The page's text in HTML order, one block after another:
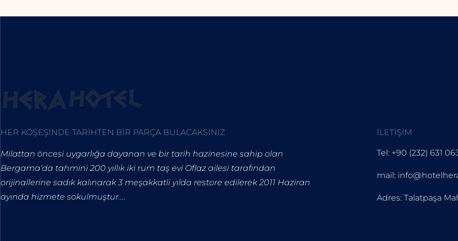
HER KÖŞEŞİNDE TARİHTEN BİR PARÇA BULACAKSINIZ
Milattan öncesi uygarlığa dayanan ve bir tarih hazinesine sahip olan
Bergama’da tahmini 200 yıllık iki rum taş evi Oflaz ailesi tarafından
orijinallerine sadık kalınarak 3 meşakkatli yılda restore edilerek 2011 Haziran
ayında hizmete sokulmuştur.…
İLETIŞIM
Tel: +90 (232) 631
mail:
Adres: Talatpaşa